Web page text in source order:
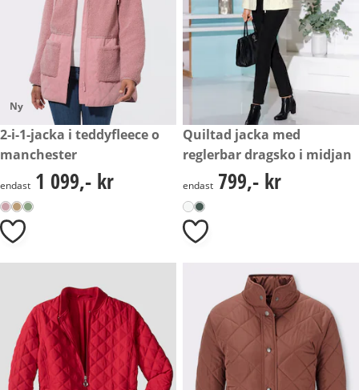
Ny
1 099,- kr
2-i-1-jacka i teddyfleece o
manchester
1 099,- kr
endast 1 099,- kr
799,- kr
Quiltad jacka med
reglerbar dragsko i midjan
799,- kr
endast 799,- kr